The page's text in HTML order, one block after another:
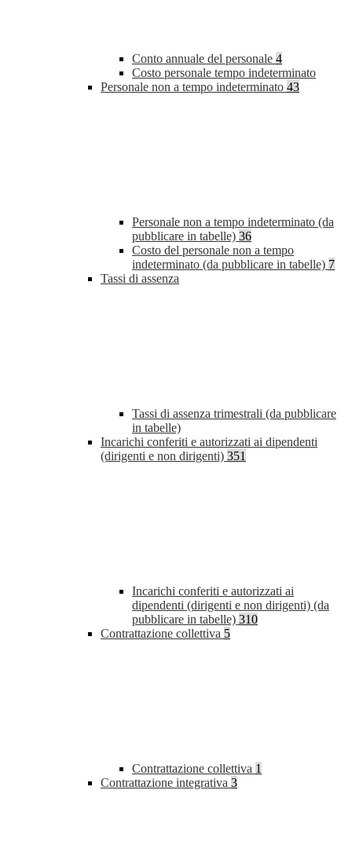
Conto annuale del personale 4
Costo personale tempo indeterminato
Personale non a tempo indeterminato 43
Personale non a tempo indeterminato (da
pubblicare in tabelle) 36
Costo del personale non a tempo
indeterminato (da pubblicare in tabelle) 7
Tassi di assenza
Tassi di assenza trimestrali (da pubblicare
in tabelle)
Incarichi conferiti e autorizzati ai dipendenti
(dirigenti e non dirigenti) 351
Incarichi conferiti e autorizzati ai
dipendenti (dirigenti e non dirigenti) (da
pubblicare in tabelle) 310
Contrattazione collettiva 5
Contrattazione collettiva 1
Contrattazione integrativa 3